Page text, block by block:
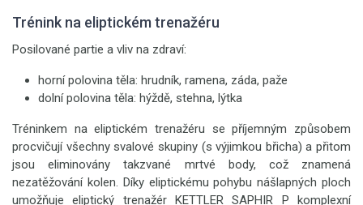
Trénink na eliptickém trenažéru
Posilované partie a vliv na zdraví:
horní polovina těla: hrudník, ramena, záda, paže
dolní polovina těla: hýždě, stehna, lýtka
Tréninkem na eliptickém trenažéru se příjemným způsobem
procvičují všechny svalové skupiny (s výjimkou břicha) a přitom
jsou eliminovány takzvané mrtvé body, což znamená
nezatěžování kolen. Díky eliptickému pohybu nášlapných ploch
umožňuje eliptický trenažér KETTLER SAPHIR P komplexní